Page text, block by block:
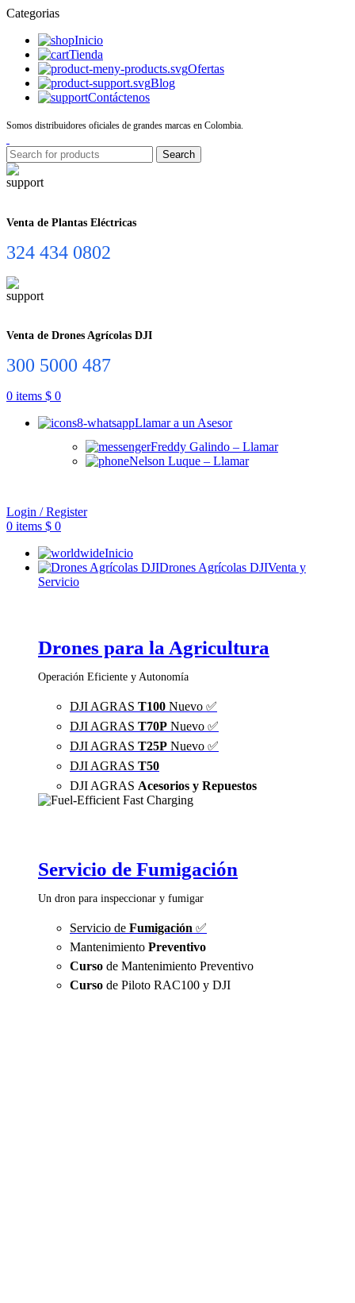
Categorias
Inicio
Tienda
Ofertas
Blog
Contáctenos
Somos distribuidores oficiales de grandes marcas en Colombia.
Search
Venta de Plantas Eléctricas
324 434 0802
Venta de Drones Agrícolas DJI
300 5000 487
0 items $ 0
Llamar a un Asesor
Freddy Galindo – Llamar
Nelson Luque – Llamar
Login / Register
0 items $ 0
Inicio
Drones Agrícolas DJIVenta y
Servicio
Drones para la Agricultura
Operación Eficiente y Autonomía
DJI AGRAS T100 Nuevo ✅
DJI AGRAS T70P Nuevo ✅
DJI AGRAS T25P Nuevo ✅
DJI AGRAS T50
DJI AGRAS Acesorios y Repuestos
Servicio de Fumigación
Un dron para inspeccionar y fumigar
Servicio de Fumigación ✅
Mantenimiento Preventivo
Curso de Mantenimiento Preventivo
Curso de Piloto RAC100 y DJI